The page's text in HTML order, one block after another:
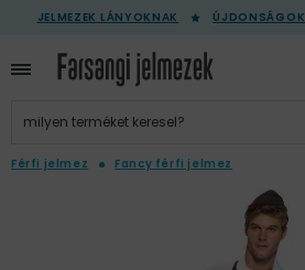
JELMEZEK LÁNYOKNAK ÚJDONSÁGOK
Férfi jelmez Fancy férfi jelmez